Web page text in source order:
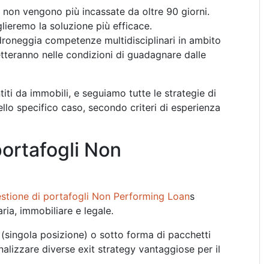
vengono più incassate da oltre 90 giorni.
la soluzione più efficace.
competenze multidisciplinari in ambito
nelle condizioni di guadagnare dalle
da immobili, e seguiamo tutte le strategie di
specifico caso, secondo criteri di esperienza
Non
di portafogli Non Performing Loans
immobiliare e legale.
posizione) o sotto forma di pacchetti
diverse exit strategy vantaggiose per il